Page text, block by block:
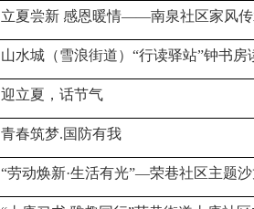
立夏尝新 感恩暖情——南泉社区家风传
山水城（雪浪街道）“行读驿站”钟书房
迎立夏，话节气
青春筑梦.国防有我
“劳动焕新·生活有光”—荣巷社区主题